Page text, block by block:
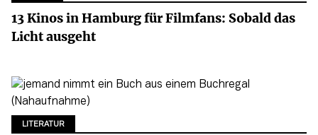
13 Kinos in Hamburg für Filmfans: Sobald das
Licht ausgeht
LITERATUR